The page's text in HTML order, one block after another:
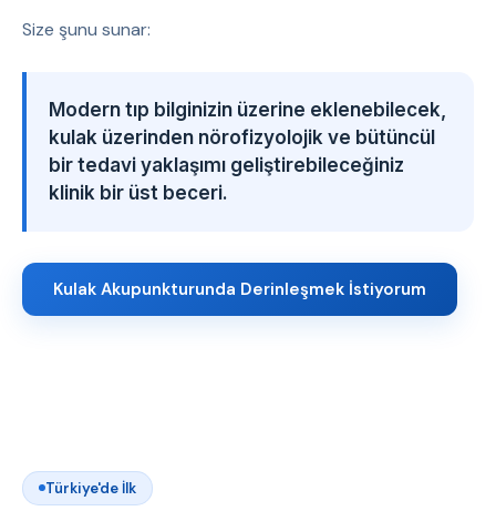
Size şunu sunar:
Modern tıp bilginizin üzerine eklenebilecek,
kulak üzerinden nörofizyolojik ve bütüncül
bir tedavi yaklaşımı geliştirebileceğiniz
klinik bir üst beceri.
Kulak Akupunkturunda Derinleşmek İstiyorum
Türkiye'de İlk